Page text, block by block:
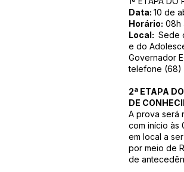
Data: 10 de
Horário: 08h
Local: Sede
e do
Governador
telefone (68)
2ª ETAPA
DE
A prova será
com início às
em local a
por meio de
de